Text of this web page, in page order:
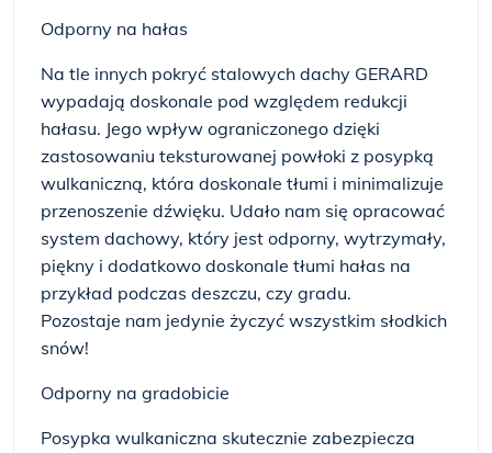
Odporny na hałas
Na tle innych pokryć stalowych dachy GERARD
wypadają doskonale pod względem redukcji
hałasu. Jego wpływ ograniczonego dzięki
zastosowaniu teksturowanej powłoki z posypką
wulkaniczną, która doskonale tłumi i minimalizuje
przenoszenie dźwięku. Udało nam się opracować
system dachowy, który jest odporny, wytrzymały,
piękny i dodatkowo doskonale tłumi hałas na
przykład podczas deszczu, czy gradu.
Pozostaje nam jedynie życzyć wszystkim słodkich
snów!
Odporny na gradobicie
Posypka wulkaniczna skutecznie zabezpiecza